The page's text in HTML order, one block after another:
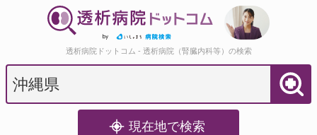
透析病院ドットコム - 透析病院（腎臓内科等）の検索
現在地で検索